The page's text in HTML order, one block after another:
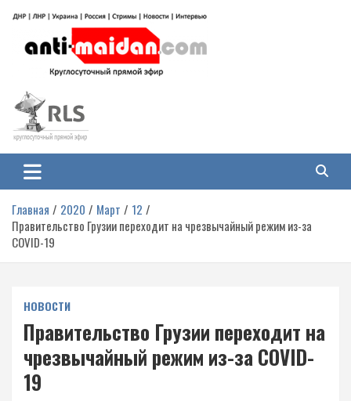
содержимому
Антимайдан: Гражданская война
на Украине
гражданской войне на Украине, включая события в Новороссии, ДНР,
ЛНР и других регионах.
Главная 2020 Март
12
Правительство Грузии переходит на чрезвычайный режим из-за
COVID-19
НОВОСТИ
Правительство Грузии переходит на
чрезвычайный режим из-за COVID-
19